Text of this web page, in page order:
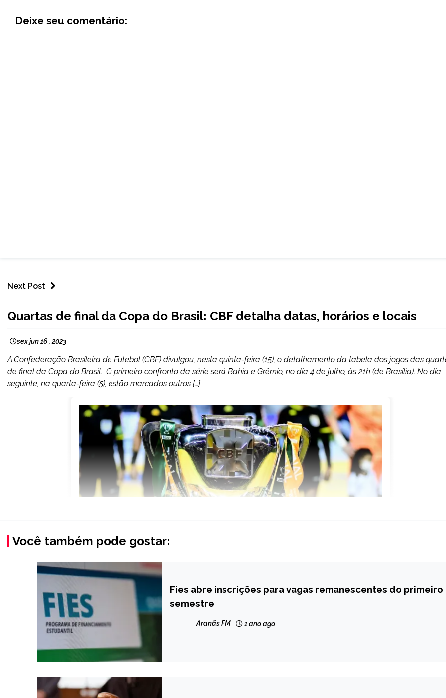
Deixe seu comentário:
Next Post
NOTÍCIAS
Quartas de final da Copa do Brasil: CBF detalha datas, horários e locais
sex jun 16 , 2023
A Confederação Brasileira de Futebol (CBF) divulgou, nesta quinta-feira (15), o detalhamento da tabela dos jogos das
de final da Copa do Brasil. O primeiro confronto da série será Bahia e Grêmio, no dia 4 de julho, às 21h (de Brasília). No dia
seguinte, na quarta-feira (5), estão marcados outros […]
Você também pode gostar:
BRASIL
NOTÍCIAS
Fies abre inscrições para vagas remanescentes do primeiro
semestre
Aranãs FM 1 ano ago